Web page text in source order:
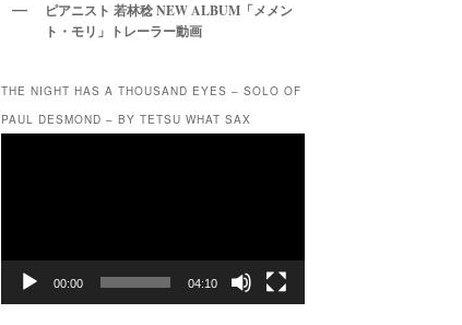
ピアニスト 若林稔 NEW ALBUM「メメン
ト・モリ」トレーラー動画
THE NIGHT HAS A THOUSAND EYES – SOLO OF
PAUL DESMOND – BY TETSU WHAT SAX
ー
00:00 04:10